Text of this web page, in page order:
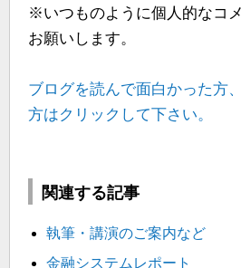
※いつものように個人的なコ
お願いします。
ブログを読んで面白かった方
方はクリックして下さい。
関連する記事
執筆・講演のご案内など
金融システムレポート